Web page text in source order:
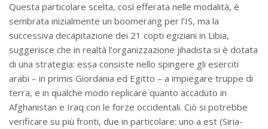
Questa particolare scelta, così efferata nelle modalità, è
sembrata inizialmente un boomerang per l’IS, ma la
successiva decapitazione dei 21 copti egiziani in Libia,
suggerisce che in realtà l’organizzazione jihadista si è dotata
di una strategia: essa consiste nello spingere gli eserciti
arabi – in primis Giordania ed Egitto – a impiegare truppe di
terra, e in qualche modo replicare quanto accaduto in
Afghanistan e Iraq con le forze occidentali. Ciò si potrebbe
verificare su più fronti, due in particolare: uno a est (Siria-